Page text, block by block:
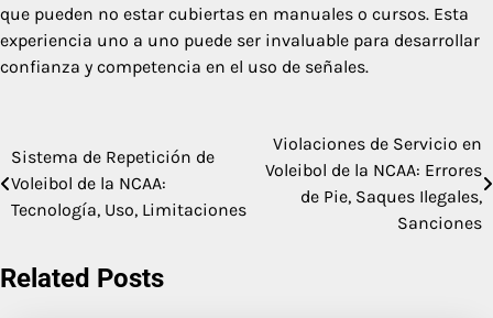
que pueden no estar cubiertas en manuales o cursos. Esta
experiencia uno a uno puede ser invaluable para desarrollar
confianza y competencia en el uso de señales.
Post
navigation
Sistema de Repetición de
Voleibol de la NCAA:
Tecnología, Uso, Limitaciones
Violaciones de Servicio en
Voleibol de la NCAA: Errores
de Pie, Saques Ilegales,
Sanciones
Related Posts